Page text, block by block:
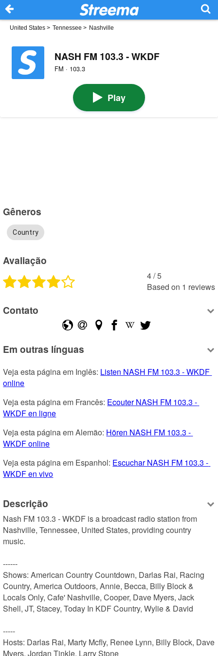
United States > Tennessee > Nashville
NASH FM 103.3 - WKDF
FM · 103.3
Play
Gêneros
Country
Avaliação
4 /5
Based on 1 reviews
Contato
Em outras línguas
Veja esta página em Inglês: Listen NASH FM 103.3 - WKDF
online
Veja esta página em Francês: Ecouter NASH FM 103.3 -
WKDF en ligne
Veja esta página em Alemão: Hören NASH FM 103.3 -
WKDF online
Veja esta página em Espanhol: Escuchar NASH FM 103.3 -
WKDF en vivo
Descrição
Nash FM 103.3 - WKDF is a broadcast radio station from
Nashville, Tennessee, United States, providing country
music.
------
Shows: American Country Countdown, Darlas Rai, Racing
Country, America Outdoors, Annie, Becca, Billy Block &
Locals Only, Cafe' Nashville, Cooper, Dave Myers, Jack
Shell, JT, Stacey, Today In KDF Country, Wylie & David
-----
Hosts: Darlas Rai, Marty Mcfly, Renee Lynn, Billy Block, Dave
Myers, Jordan Tinkle, Larry Stone